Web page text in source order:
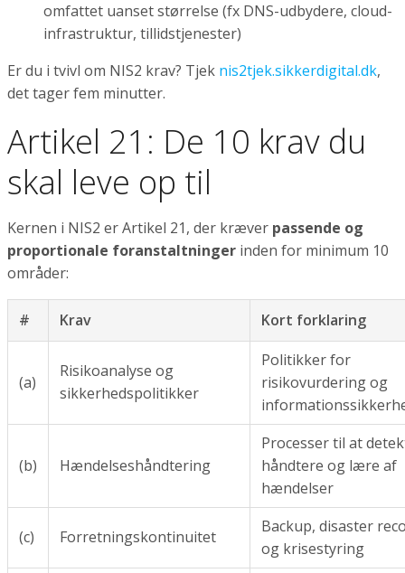
omfattet uanset størrelse (fx DNS-udbydere, cloud-
infrastruktur, tillidstjenester)
Er du i tvivl om NIS2 krav? Tjek nis2tjek.sikkerdigital.dk,
det tager fem minutter.
Artikel 21: De 10 krav du
skal leve op til
Kernen i NIS2 er Artikel 21, der kræver passende og
proportionale foranstaltninger inden for minimum 10
områder:
# Krav Kort forklaring
(a)
Risikoanalyse og
sikkerhedspolitikker
Politikker for
risikovurdering og
(b) Hændelseshåndtering
Processer til at
håndtere og lære af
hændelser
(c) Forretningskontinuitet
Backup, disaster
og krisestyring